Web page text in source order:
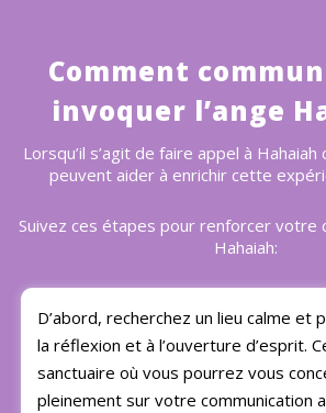
Comment
invoquer l’ange
Lorsqu’il s’agit de faire appel à
peuvent aider à enrichir cette
Suivez ces étapes pour renforcer votre
Hahaiah:
D’abord, recherchez un lieu calme et
la réflexion et à l’ouverture d’esprit.
sanctuaire où vous pourrez vous
pleinement sur votre communication